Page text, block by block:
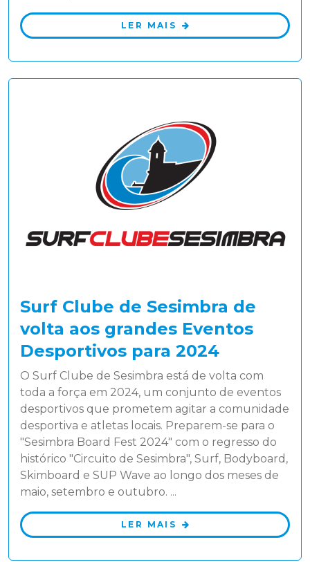
LER MAIS
Surf Clube de Sesimbra de
volta aos grandes Eventos
Desportivos para 2024
O Surf Clube de Sesimbra está de volta com
toda a força em 2024, um conjunto de eventos
desportivos que prometem agitar a comunidade
desportiva e atletas locais. Preparem-se para o
"Sesimbra Board Fest 2024" com o regresso do
histórico "Circuito de Sesimbra", Surf, Bodyboard,
Skimboard e SUP Wave ao longo dos meses de
maio, setembro e outubro. ...
LER MAIS